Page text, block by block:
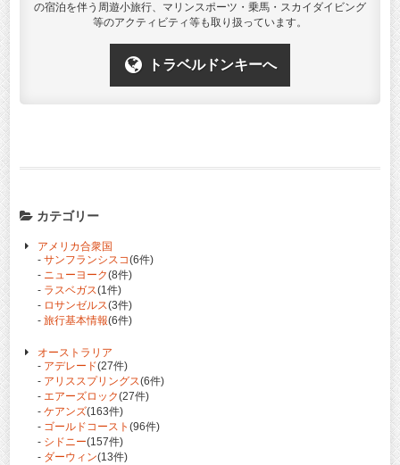
の宿泊を伴う周遊小旅行、マリンスポーツ・乗馬・スカイダイビング
等のアクティビティ等も取り扱っています。
トラベルドンキーへ
カテゴリー
アメリカ合衆国
- サンフランシスコ(6件)
- ニューヨーク(8件)
- ラスベガス(1件)
- ロサンゼルス(3件)
- 旅行基本情報(6件)
オーストラリア
- アデレード(27件)
- アリススプリングス(6件)
- エアーズロック(27件)
- ケアンズ(163件)
- ゴールドコースト (96件)
- シドニー(157件)
- ダーウィン(13件)